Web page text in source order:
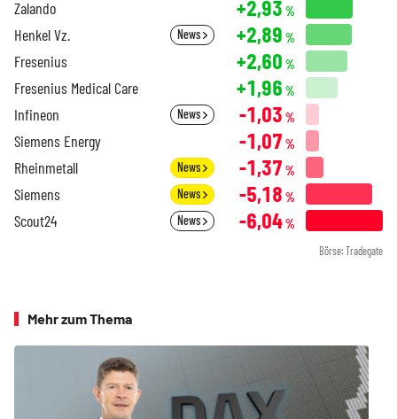
Zalando +2,93 %
Henkel Vz. News +2,89 %
Fresenius +2,60 %
Fresenius Medical Care +1,96 %
Infineon News -1,03 %
Siemens Energy -1,07 %
Rheinmetall News -1,37 %
Siemens News -5,18 %
Scout24 News -6,04%
Börse: Tradegate
Mehr zum Thema